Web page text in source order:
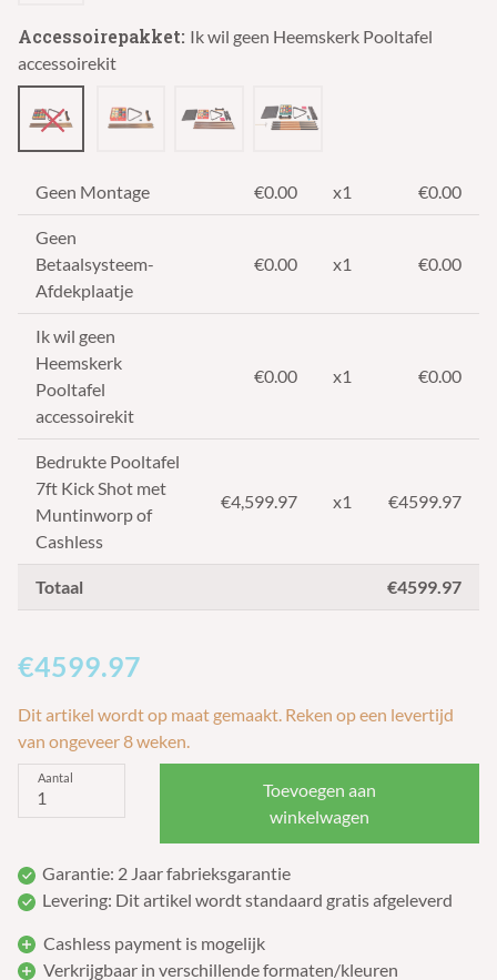
Accessoirepakket: Ik wil geen Heemskerk Pooltafel
accessoirekit
Geen Montage €0.00 x1 €0.00
Geen
Betaalsysteem-
Afdekplaatje
€0.00 x1 €0.00
Ik wil geen
Heemskerk
Pooltafel
accessoirekit
€0.00 x1 €0.00
Bedrukte Pooltafel
7ft Kick Shot met
Muntinworp of
Cashless
€4,599.97 x1 €4599.97
Totaal €4599.97
€4599.97
Dit artikel wordt op maat gemaakt. Reken op een levertijd
van ongeveer 8 weken.
Aantal
Toevoegen aan
winkelwagen
Garantie: 2 Jaar fabrieksgarantie
Levering: Dit artikel wordt standaard gratis afgeleverd
Cashless payment is mogelijk
Verkrijgbaar in verschillende formaten/kleuren